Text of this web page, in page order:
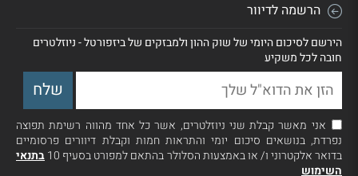
הרשמה לדיוור
הירשם לסיכום היומי של שוק ההון ולמבזקים של ביזפורטל - ניוזלטרים
חובה לכל משקיע
אני מאשר קבלת שני ניוזלטרים, אשר כל אחד מהווה רשימת תפוצה
נפרדת, בנושאים סיכום יומי והתראות חמות וקבלת דיוורים פרסומיים
בדואר אלקטרוני ו/ או באמצעות הסלולר בהתאם למפורט בסעיף 10
בתנאי
השימוש